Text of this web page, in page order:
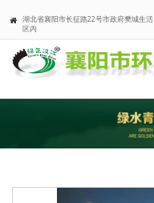
湖北省襄阳市长征路22号市政府樊城生活
区内